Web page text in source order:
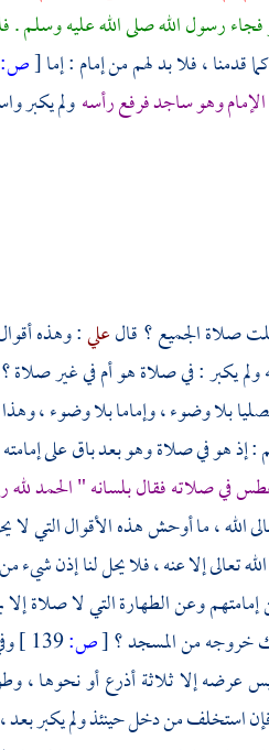
فجاء رسول الله صلى الله عليه وسلم .
قدمنا ، فلا بد لهم من إمام : إما[ص:
وهو ساجد فرفع رأسهولم يكبر
صلاة الجميع ؟ قالعلي: وهذه
يكبر : في صلاة هو أم في غير صلاة ؟
بلا وضوء ، وإماما بلا وضوء ،
: إذ هو في صلاة وهو بعد باق على
في صلاته فقال بلسانه " الحمد لله
الله ، ما أوحش هذه الأقوال التي لا
تعالى إلا عنه ، فلا يحل لنا إذن
وعن الطهارة التي لا صلاة
خروجه من المسجد ؟[ص:139 ]
عرضه إلا ثلاثة أذرع أو نحوها ،
استخلف من دخل حينئذ ولم يكبر بعد